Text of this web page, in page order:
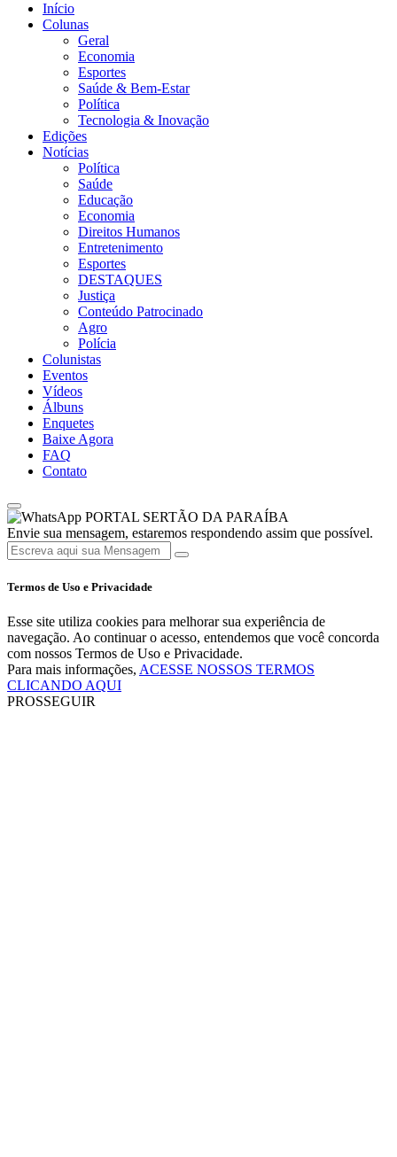
Início
Colunas
Geral
Economia
Esportes
Saúde & Bem-Estar
Política
Tecnologia & Inovação
Edições
Notícias
Política
Saúde
Educação
Economia
Direitos Humanos
Entretenimento
Esportes
DESTAQUES
Justiça
Conteúdo Patrocinado
Agro
Polícia
Colunistas
Eventos
Vídeos
Álbuns
Enquetes
Baixe Agora
FAQ
Contato
PORTAL SERTÃO DA PARAÍBA
Envie sua mensagem, estaremos respondendo assim que possível.
Termos de Uso e Privacidade
Esse site utiliza cookies para melhorar sua experiência de
navegação. Ao continuar o acesso, entendemos que você concorda
com nossos Termos de Uso e Privacidade.
Para mais informações, ACESSE NOSSOS TERMOS
CLICANDO AQUI
PROSSEGUIR